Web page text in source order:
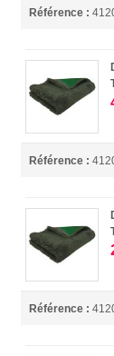
Référence :
Référence :
Référence :